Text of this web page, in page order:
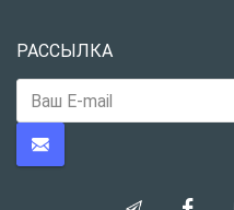
РАССЫЛКА